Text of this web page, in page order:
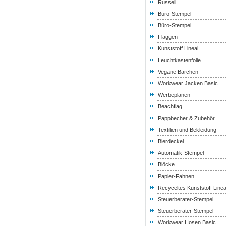
Russell
Büro-Stempel
Büro-Stempel
Flaggen
Kunststoff Lineal
Leuchtkastenfolie
Vegane Bärchen
Workwear Jacken Basic
Werbeplanen
Beachflag
Pappbecher & Zubehör
Textilien und Bekleidung
Bierdeckel
Automatik-Stempel
Blöcke
Papier-Fahnen
Recyceltes Kunststoff
Steuerberater-Stempel
Steuerberater-Stempel
Workwear Hosen Basic